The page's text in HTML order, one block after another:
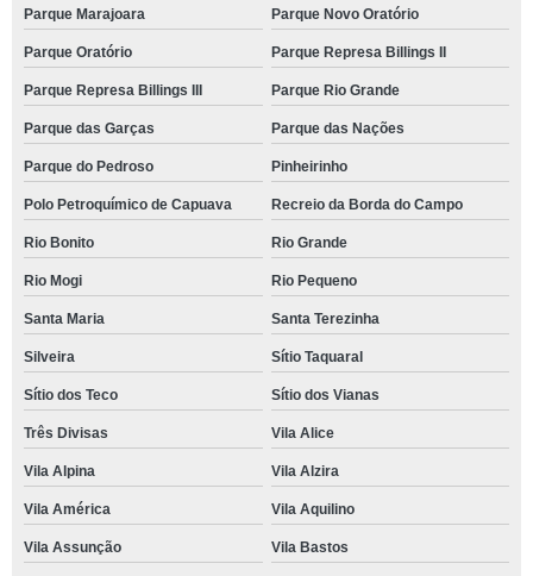
Parque Marajoara Parque Novo Oratório
Parque Oratório Parque Represa Billings II
Parque Represa Billings III Parque Rio Grande
Parque das Garças Parque das Nações
Parque do Pedroso Pinheirinho
Polo Petroquímico de Capuava Recreio da Borda do Campo
Rio Bonito Rio Grande
Rio Mogi Rio Pequeno
Santa Maria Santa Terezinha
Silveira Sítio Taquaral
Sítio dos Teco Sítio dos Vianas
Três Divisas Vila Alice
Vila Alpina Vila Alzira
Vila América Vila Aquilino
Vila Assunção Vila Bastos